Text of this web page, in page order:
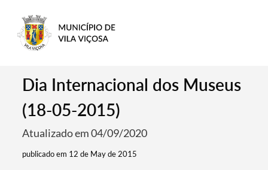
Dia Internacional dos Museus
(18-05-2015)
Atualizado em 04/09/2020
publicado em 12 de May de 2015